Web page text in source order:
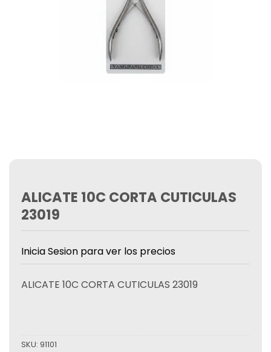
ALICATE 10C CORTA CUTICULAS
23019
Inicia Sesion para ver los precios
ALICATE 10C CORTA CUTICULAS 23019
SKU: 91101